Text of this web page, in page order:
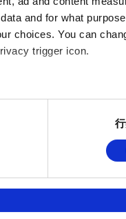
and for what
choices. You can
trigger icon.
within several meters
the
們的合作夥伴參考。不